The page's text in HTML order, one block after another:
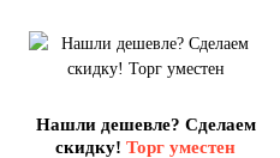
Нашли дешевле? Сделаем
скидку! Торг уместен